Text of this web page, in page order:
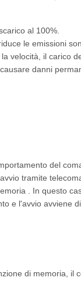
al 100%.
le emissioni
velocità, il carico
danni
del
tramite
. In questo
e l'avvio avviene
di memoria, il